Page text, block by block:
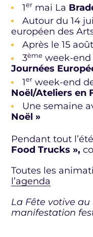
1er mai La
Autour du 14
européen des
Après le 15 août
3ème week-end
Journées
1er week-end
Noël/Ateliers en
Une semaine
Noël »
Pendant tout
Food Trucks »,
Toutes les
l’agenda
La Fête votive au
manifestation